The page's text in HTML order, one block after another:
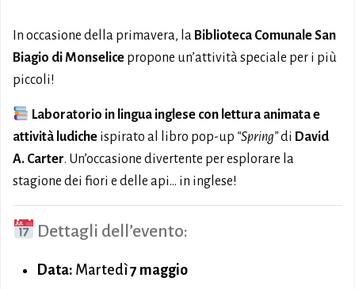
In occasione della primavera, la Biblioteca Comunale San
Biagio di Monselice propone un’attività speciale per i più
piccoli!
Laboratorio in lingua inglese con lettura animata e
attività ludiche ispirato al libro pop-up “Spring”di David
A. Carter. Un’occasione divertente per esplorare la
stagione dei fiori e delle api… in inglese!
Dettagli dell’evento:
Data: Martedì7 maggio